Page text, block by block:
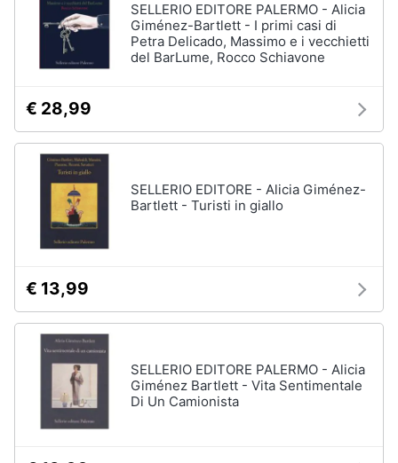
SELLERIO EDITORE PALERMO - Alicia
Giménez-Bartlett - I primi casi di
Petra Delicado, Massimo e i vecchietti
del BarLume, Rocco Schiavone
€ 28,99
SELLERIO EDITORE - Alicia Giménez-
Bartlett - Turisti in giallo
€ 13,99
SELLERIO EDITORE PALERMO - Alicia
Giménez Bartlett - Vita Sentimentale
Di Un Camionista